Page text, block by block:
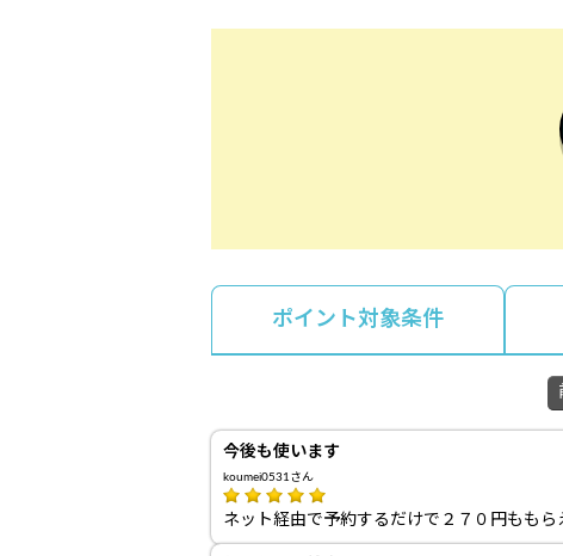
ポイント対象条件
今後も使います
koumei0531さん
ネット経由で予約するだけで２７０円もも